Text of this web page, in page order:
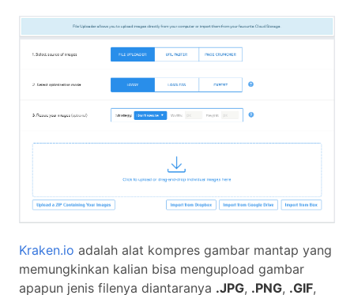
Kraken.io adalah alat kompres gambar mantap yang
memungkinkan kalian bisa mengupload gambar
apapun jenis filenya diantaranya .JPG, .PNG, .GIF,